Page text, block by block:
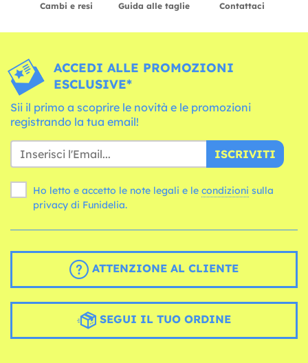
Cambi e resi Guida alle taglie Contattaci
ACCEDI ALLE PROMOZIONI
ESCLUSIVE*
Sii il primo a scoprire le novità e le promozioni
registrando la tua email!
ISCRIVITI
Ho letto e accetto le note legali e le condizioni
privacy di Funidelia.
ATTENZIONE AL CLIENTE
SEGUI IL TUO ORDINE